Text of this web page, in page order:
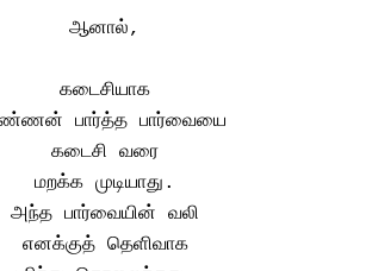
ஆனால்,
கடைசியாக
பார்த்த பார்வையை
கடைசி வரை
மறக்க முடியாது.
அந்த பார்வையின் வலி
எனக்குத் தெளிவாக